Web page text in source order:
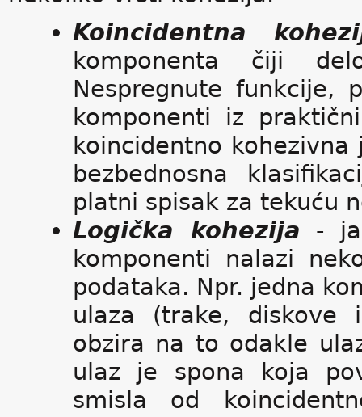
Koincidentna
komponenta čiji
Nespregnute
komponenti iz
koincidentno
bezbednosna
platni spisak za tekuću
Logička kohezija -
komponenti nalazi
podataka. Npr. jedna
ulaza (trake, diskove
obzira na to odakle
ulaz je spona koja
smisla od